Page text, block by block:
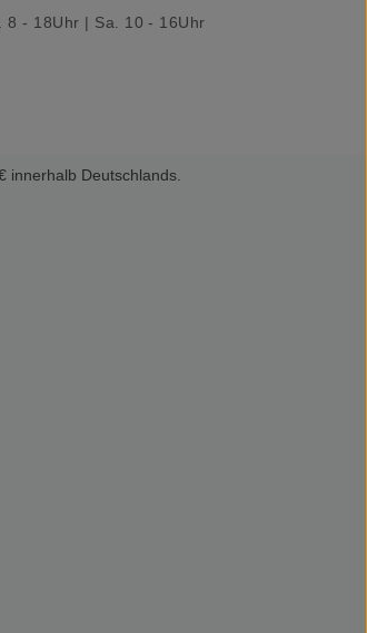
8 - 18Uhr | Sa. 10 - 16Uhr
innerhalb Deutschlands.